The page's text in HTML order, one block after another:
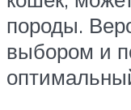
породы.
выбором и